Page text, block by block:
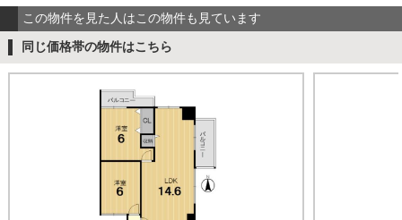
この物件を見た人はこの物件も見ています
同じ価格帯の物件はこちら